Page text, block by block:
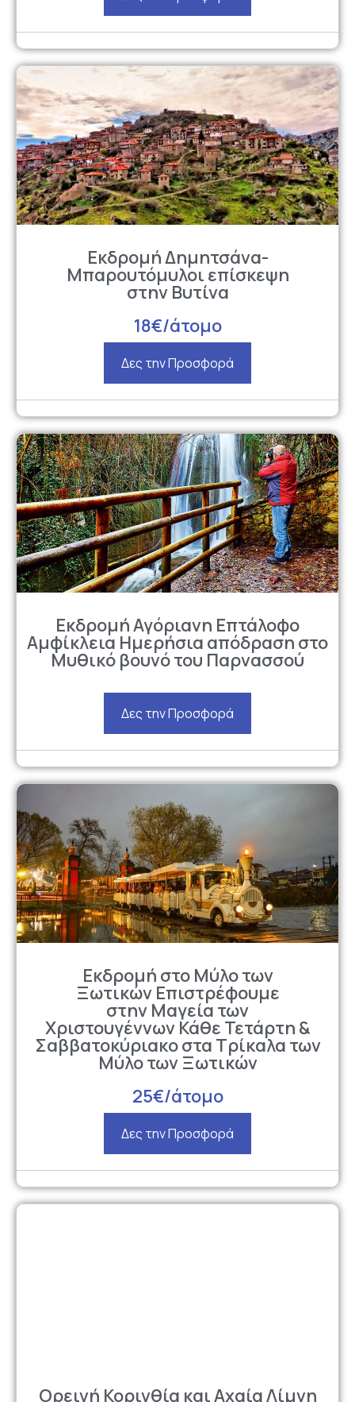
Εκδρομή Δημητσάνα-
Μπαρουτόμυλοι επίσκεψη
στην Βυτίνα
18€/άτομο
Δες την Προσφορά
Εκδρομή Αγόριανη Επτάλοφο
Αμφίκλεια Ημερήσια απόδραση στο
Μυθικό βουνό του Παρνασσού
Δες την Προσφορά
Εκδρομή στο Μύλο των
Ξωτικών Επιστρέφουμε
στην Μαγεία των
Χριστουγέννων Κάθε Τετάρτη &
Σαββατοκύριακο στα Τρίκαλα των
Μύλο των Ξωτικών
25€/άτομο
Δες την Προσφορά
Ορεινή Κορινθία και Αχαία Λίμνη